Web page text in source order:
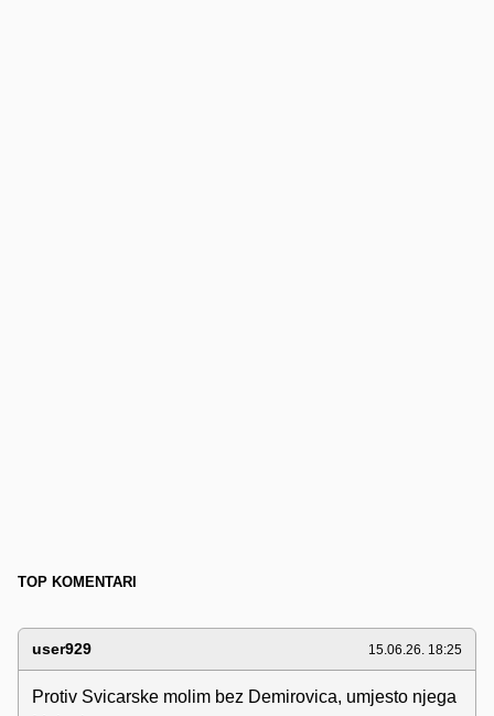
TOP KOMENTARI
user929 15.06.26. 18:25
Protiv Svicarske molim bez Demirovica, umjesto njega